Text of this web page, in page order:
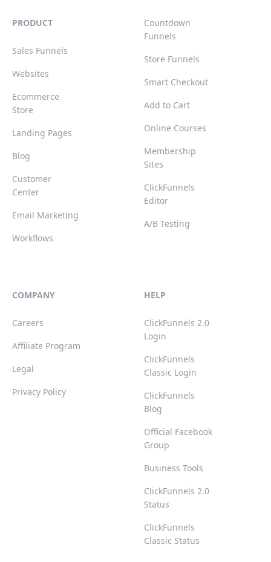
PRODUCT
Sales Funnels
Websites
Ecommerce
Store
Landing Pages
Blog
Customer
Center
Email Marketing
Workflows
Countdown
Funnels
Store Funnels
Smart Checkout
Add to Cart
Online Courses
Membership
Sites
ClickFunnels
Editor
A/B Testing
COMPANY
Careers
Affiliate Program
Legal
Privacy Policy
HELP
ClickFunnels 2.0
Login
ClickFunnels
Classic Login
ClickFunnels
Blog
Official Facebook
Group
Business Tools
ClickFunnels 2.0
Status
ClickFunnels
Classic Status